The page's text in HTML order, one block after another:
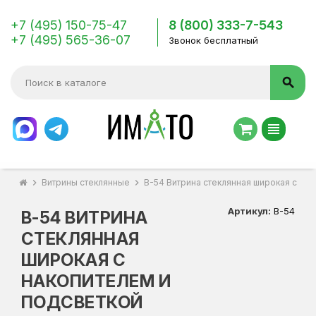
+7 (495) 150-75-47
+7 (495) 565-36-07
8 (800) 333-7-543
Звонок бесплатный
search
view_headline
chevron_right Витрины стеклянные chevron_right В-54 Витрина стеклянная широкая с
В-54 ВИТРИНА
СТЕКЛЯННАЯ
ШИРОКАЯ С
НАКОПИТЕЛЕМ И
ПОДСВЕТКОЙ
Артикул: В-54